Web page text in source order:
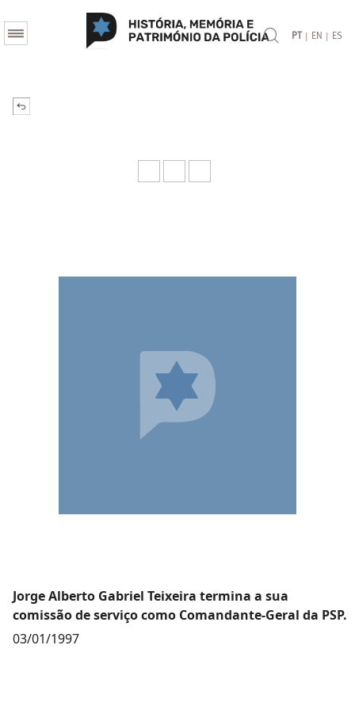
PT | EN | ES
Jorge Alberto Gabriel Teixeira termina a sua
comissão de serviço como Comandante-Geral da PSP.
03/01/1997